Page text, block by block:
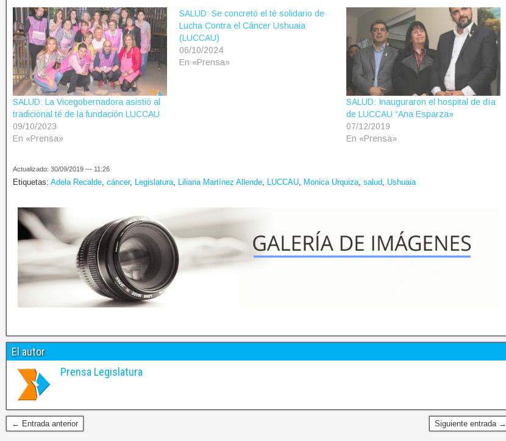
SALUD: La Vicegobernadora asistió al
tradicional té de la fundación LUCCAU
09/10/2023
En «Prensa»
SALUD: Se concretó el té solidario de
Lucha Contra el Cáncer Ushuaia
(LUCCAU)
06/10/2024
En «Prensa»
SALUD: Inauguraron el hospital de día
de LUCCAU “Ana Esparza»
07/12/2019
En «Prensa»
Actualizado: 30/09/2019 — 11:26
Etiquetas: Adela Recalde, cáncer, Legislatura, Liliana Martínez Allende, LUCCAU, Monica Urquiza, salud, Ushuaia
El autor
Prensa Legislatura
← Entrada anterior Siguiente entrada →